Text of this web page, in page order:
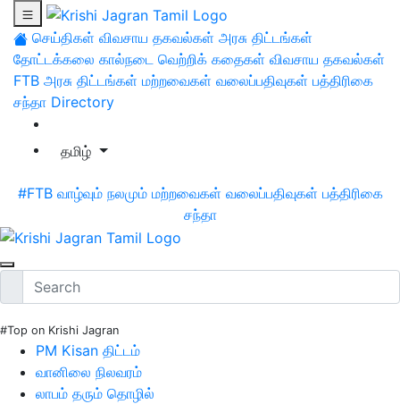
செய்திகள் விவசாய தகவல்கள் அரசு திட்டங்கள்
தோட்டக்கலை கால்நடை வெற்றிக் கதைகள் விவசாய தகவல்கள்
FTB அரசு திட்டங்கள் மற்றவைகள் வலைப்பதிவுகள் பத்திரிகை
சந்தா Directory
தமிழ்
#FTB வாழ்வும் நலமும் மற்றவைகள் வலைப்பதிவுகள் பத்திரிகை
சந்தா
#Top on Krishi Jagran
PM Kisan திட்டம்
வானிலை நிலவரம்
லாபம் தரும் தொழில்